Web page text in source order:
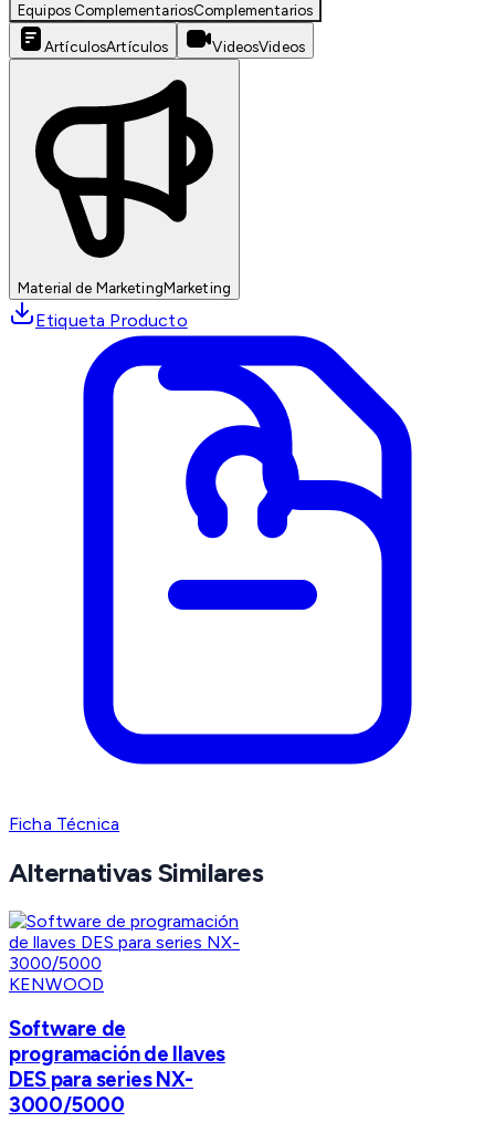
Equipos ComplementariosComplementarios
ArtículosArtículos VideosVideos
Material de MarketingMarketing
Etiqueta Producto
Ficha Técnica
Alternativas Similares
KENWOOD
Software de
programación de llaves
DES para series NX-
3000/5000